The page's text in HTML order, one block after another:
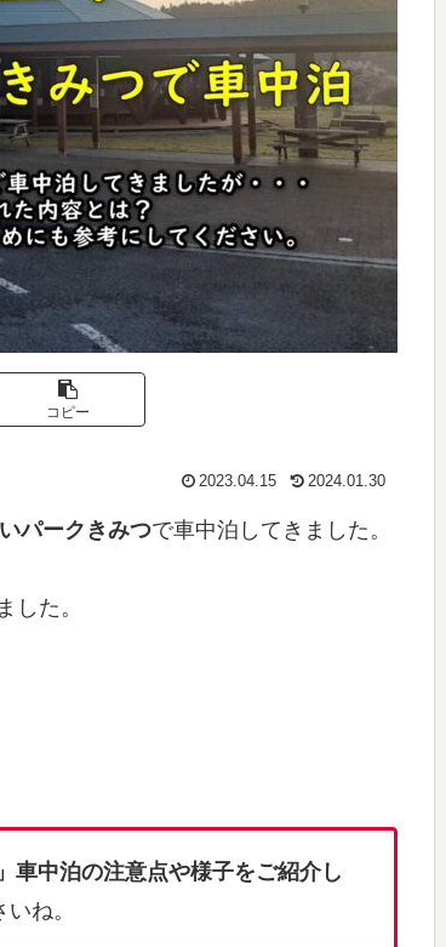
コピー
2023.04.15 2024.01.30
パークきみつで車中泊してきました。
した。
車中泊の注意点や様子をご紹介し
ね。